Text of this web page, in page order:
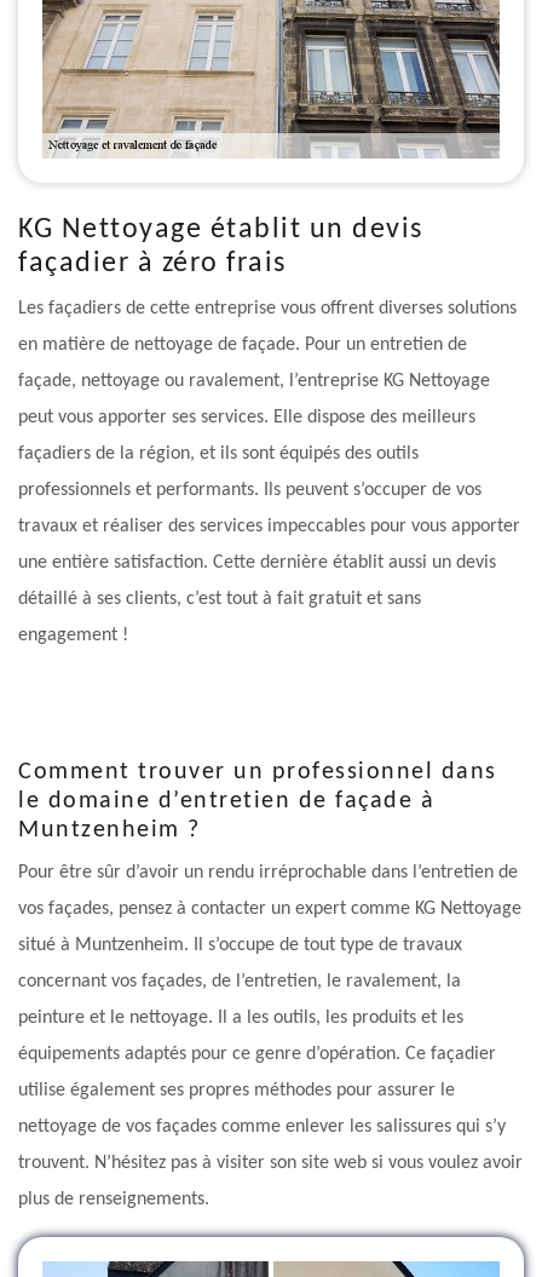
KG Nettoyage établit un devis
façadier à zéro frais
Les façadiers de cette entreprise vous offrent diverses solutions
en matière de nettoyage de façade. Pour un entretien de
façade, nettoyage ou ravalement, l’entreprise KG Nettoyage
peut vous apporter ses services. Elle dispose des meilleurs
façadiers de la région, et ils sont équipés des outils
professionnels et performants. Ils peuvent s’occuper de vos
travaux et réaliser des services impeccables pour vous apporter
une entière satisfaction. Cette dernière établit aussi un devis
détaillé à ses clients, c’est tout à fait gratuit et sans
engagement !
Comment trouver un professionnel dans
le domaine d’entretien de façade à
Muntzenheim ?
Pour être sûr d’avoir un rendu irréprochable dans l’entretien de
vos façades, pensez à contacter un expert comme KG Nettoyage
situé à Muntzenheim. Il s’occupe de tout type de travaux
concernant vos façades, de l’entretien, le ravalement, la
peinture et le nettoyage. Il a les outils, les produits et les
équipements adaptés pour ce genre d’opération. Ce façadier
utilise également ses propres méthodes pour assurer le
nettoyage de vos façades comme enlever les salissures qui s’y
trouvent. N’hésitez pas à visiter son site web si vous voulez avoir
plus de renseignements.